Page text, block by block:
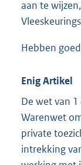
aan te
Hebben
Enig Artikel
De wet van
Warenwet
private
intrekking